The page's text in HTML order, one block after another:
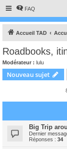
FAQ
Accueil TAD
Roadbooks,
Modérateur : lulu
Nouveau sujet
Big Trip
Dernier
Réponses : 34